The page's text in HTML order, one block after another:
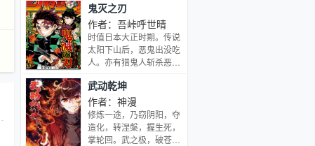
夫收为弟子，修炼《长春
功》。虽然资质平庸，但
韩立凭着不屈的意志，和
一个偶然捡到的神秘小
瓶，踏上了凶险的修仙之
鬼灭之刃
作者：吾峠呼世晴
时值日本大正时期。传说
太阳下山后，恶鬼出没吃
人。亦有猎鬼人斩杀恶
炭治郎，他那平凡而幸福
的日常生活，在家人遭到
恶鬼袭击的那一天发生剧
变。母亲与四个弟妹惨遭
杀害，而与他一起生还的
武动乾坤
作者：神漫
修炼一途，乃窃阴阳，夺
造化，转涅槃，握生死，
掌轮回。武之极，破苍